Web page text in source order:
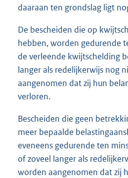
daaraan ten grondslag ligt
De bescheiden die op
hebben, worden gedurende
de verleende kwijtschelding
langer als redelijkerwijs nog
aangenomen dat zij hun
verloren.
Bescheiden die geen
meer bepaalde
eveneens gedurende ten
of zoveel langer als
worden aangenomen dat zij